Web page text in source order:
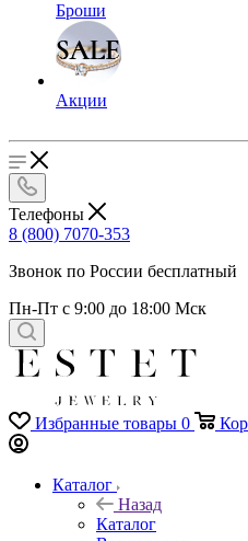
Броши
Акции
Телефоны
8 (800) 7070-353
Звонок по России бесплатный
Пн-Пт с 9:00 до 18:00 Мск
Избранные товары 0
Каталог
Назад
Каталог